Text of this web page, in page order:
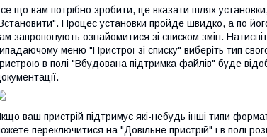
що вам потрібно зробити, це вказати шлях
Процес установки пройде швидко, а по
запропонують ознайомитися зі списком змін.
меню "Пристрої зі списку" виберіть тип
в полі "Вбудована підтримка файлів" буде
ваш пристрій підтримує які-небудь інші типи
переключитися на "Довільне пристрій" і в полі